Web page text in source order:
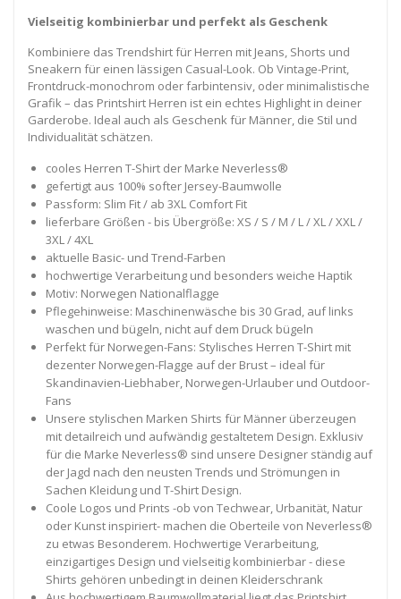
Vielseitig kombinierbar und perfekt als Geschenk
Kombiniere das Trendshirt für Herren mit Jeans, Shorts und
Sneakern für einen lässigen Casual-Look. Ob Vintage-Print,
Frontdruck-monochrom oder farbintensiv, oder minimalistische
Grafik – das Printshirt Herren ist ein echtes Highlight in deiner
Garderobe. Ideal auch als Geschenk für Männer, die Stil und
Individualität schätzen.
cooles Herren T-Shirt der Marke Neverless®
gefertigt aus 100% softer Jersey-Baumwolle
Passform: Slim Fit / ab 3XL Comfort Fit
lieferbare Größen - bis Übergröße: XS / S / M / L / XL / XXL /
3XL / 4XL
aktuelle Basic- und Trend-Farben
hochwertige Verarbeitung und besonders weiche Haptik
Motiv: Norwegen Nationalflagge
Pflegehinweise: Maschinenwäsche bis 30 Grad, auf links
waschen und bügeln, nicht auf dem Druck bügeln
Perfekt für Norwegen-Fans: Stylisches Herren T-Shirt mit
dezenter Norwegen-Flagge auf der Brust – ideal für
Skandinavien-Liebhaber, Norwegen-Urlauber und Outdoor-
Fans
Unsere stylischen Marken Shirts für Männer überzeugen
mit detailreich und aufwändig gestaltetem Design. Exklusiv
für die Marke Neverless® sind unsere Designer ständig auf
der Jagd nach den neusten Trends und Strömungen in
Sachen Kleidung und T-Shirt Design.
Coole Logos und Prints -ob von Techwear, Urbanität, Natur
oder Kunst inspiriert- machen die Oberteile von Neverless®
zu etwas Besonderem. Hochwertige Verarbeitung,
einzigartiges Design und vielseitig kombinierbar - diese
Shirts gehören unbedingt in deinen Kleiderschrank